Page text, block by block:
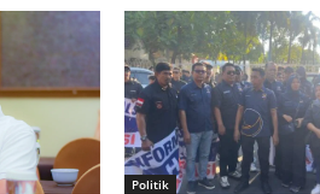
Politik